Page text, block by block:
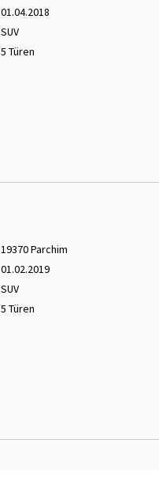
01.04.2018
SUV
5 Türen
19370 Parchim
01.02.2019
SUV
5 Türen